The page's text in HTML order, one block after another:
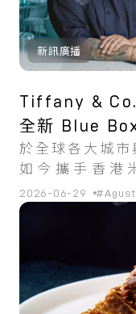
新訊廣播
Tiffany &
全新 Blue
於全球各大城市
如今攜手香港
Agustin Balbi
2026-06-29